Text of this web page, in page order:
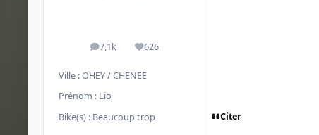
7,1k
messages626
Réputation
Ville :OHEY / CHENEE
Prénom : Lio
Bike(s) : Beaucoup trop Citer